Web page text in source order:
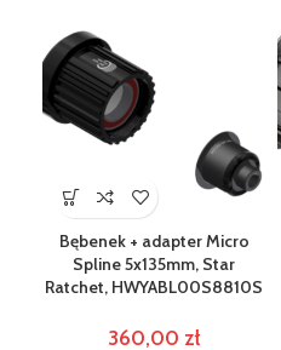
Bębenek + adapter Micro
Spline 5x135mm, Star
Ratchet, HWYABL00S8810S
360,00 zł